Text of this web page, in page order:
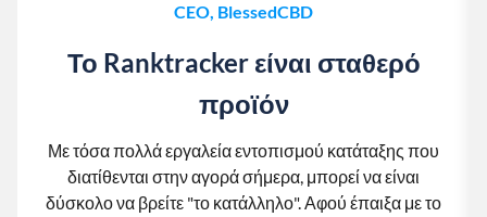
CEO, BlessedCBD
Το Ranktracker είναι σταθερό
προϊόν
Με τόσα πολλά εργαλεία εντοπισμού κατάταξης που
διατίθενται στην αγορά σήμερα, μπορεί να είναι
δύσκολο να βρείτε "το κατάλληλο". Αφού έπαιξα με το